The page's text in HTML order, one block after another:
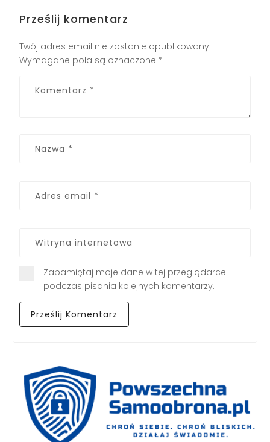
Prześlij komentarz
Twój adres email nie zostanie opublikowany.
Wymagane pola są oznaczone *
Zapamiętaj moje dane w tej przeglądarce
podczas pisania kolejnych komentarzy.